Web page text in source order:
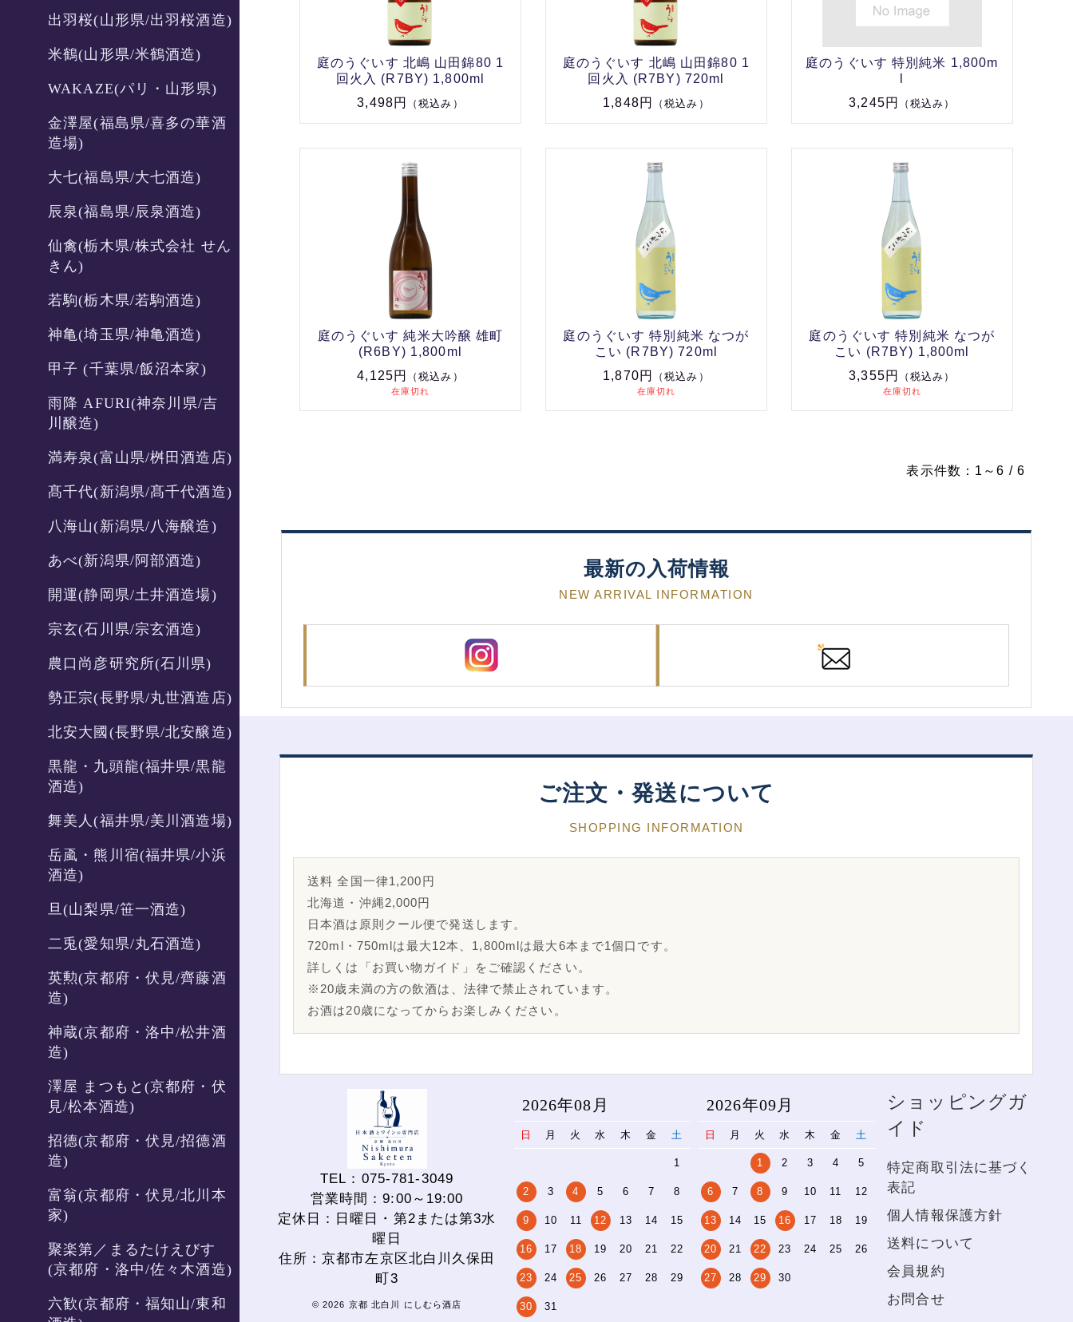
出羽桜(山形県/出羽桜酒造)
米鶴(山形県/米鶴酒造)
WAKAZE(パリ・山形県)
金澤屋(福島県/喜多の華酒
造場)
大七(福島県/大七酒造)
辰泉(福島県/辰泉酒造)
仙禽(栃木県/株式会社 せん
きん)
若駒(栃木県/若駒酒造)
神亀(埼玉県/神亀酒造)
甲子 (千葉県/飯沼本家)
雨降 AFURI(神奈川県/吉
川醸造)
満寿泉(富山県/桝田酒造店)
髙千代(新潟県/髙千代酒造)
八海山(新潟県/八海醸造)
あべ(新潟県/阿部酒造)
開運(静岡県/土井酒造場)
宗玄(石川県/宗玄酒造)
農口尚彦研究所(石川県)
勢正宗(長野県/丸世酒造店)
北安大國(長野県/北安醸造)
黒龍・九頭龍(福井県/黒龍
酒造)
舞美人(福井県/美川酒造場)
岳颪・熊川宿(福井県/小浜
酒造)
旦(山梨県/笹一酒造)
二兎(愛知県/丸石酒造)
英勲(京都府・伏見/齊藤酒
造)
神蔵(京都府・洛中/松井酒
造)
澤屋 まつもと(京都府・伏
見/松本酒造)
招德(京都府・伏見/招德酒
造)
富翁(京都府・伏見/北川本
家)
聚楽第／まるたけえびす
(京都府・洛中/佐々木酒造)
六歓(京都府・福知山/東和
庭のうぐいす 北嶋 山田錦80 1
回火入 (R7BY) 1,800ml
3,498円
（税込み）
庭のうぐいす 北嶋 山田錦80 1
回火入 (R7BY) 720ml
1,848円
（税込み）
庭のうぐいす 特別純米 1,800m
3,245円
（税込み）
庭のうぐいす 純米大吟醸 雄町
(R6BY) 1,800ml
4,125円
（税込み）
在庫切れ
庭のうぐいす 特別純米 なつが
こい (R7BY) 720ml
1,870円
（税込み）
在庫切れ
庭のうぐいす 特別純米 なつが
こい (R7BY) 1,800ml
3,355円
（税込み）
在庫切れ
表示件数：1～6 / 6
最新の入荷情報
NEW ARRIVAL INFORMATION
ご注文・発送について
SHOPPING INFORMATION
送料 全国一律1,200円
北海道・沖縄2,000円
日本酒は原則クール便で発送します。
720ml・750mlは最大12本、1,800mlは最大6本まで1個口です。
詳しくは「お買い物ガイド」をご確認ください。
※20歳未満の方の飲酒は、法律で禁止されています。
お酒は20歳になってからお楽しみください。
TEL：075-781-3049
営業時間：9:00～19:00
定休日：日曜日・第2または第3水
曜日
住所：京都市左京区北白川久保田
町3
© 2026 京都 北白川 にしむら酒店
2026年08月
日 月 火 水 木 金 土
1
2 3 4 5 6 7 8
9 10 11 12 13 14 15
16 17 18 19 20 21 22
23 24 25 26 27 28 29
30 31
2026年09月
日 月 火 水 木 金 土
1 2 3 4 5
6 7 8 9 10 11 12
13 14 15 16 17 18 19
20 21 22 23 24 25 26
27 28 29 30
ショッピングガ
イド
特定商取引法に基づく
表記
個人情報保護方針
送料について
会員規約
お問合せ